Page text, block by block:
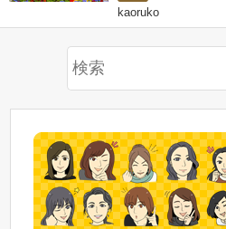
kaoruko